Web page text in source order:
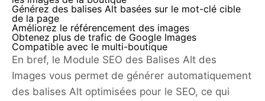
Générez des balises Alt basées sur le mot-clé cible
de la page
Améliorez le référencement des images
Obtenez plus de trafic de Google Images
Compatible avec le multi-boutique
En bref, le Module SEO des Balises Alt des
Images vous permet de générer automatiquement
des balises Alt optimisées pour le SEO, ce qui